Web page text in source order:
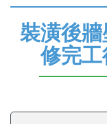
裝潢後
修完